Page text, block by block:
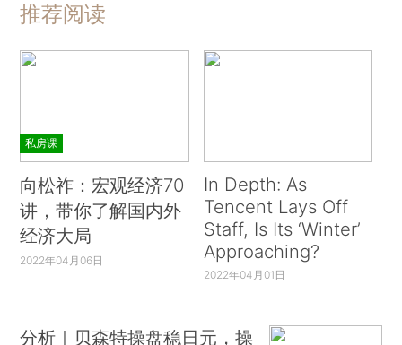
推荐阅读
私房课
向松祚：宏观经济70
讲，带你了解国内外
经济大局
2022年04月06日
In Depth: As
Tencent Lays Off
Staff, Is Its ‘Winter’
Approaching?
2022年04月01日
分析｜贝森特操盘稳日元，操